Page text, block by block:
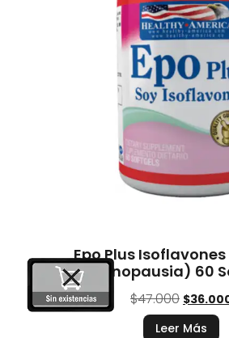
Epo Plus Isoflavones
(Menopausia) 60
$47.000 $
Leer Más